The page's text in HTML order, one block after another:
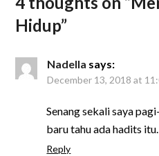
Hidup”
Nadella says:
December 13, 2018 at
Senang sekali saya
baru tahu ada hadits
Reply